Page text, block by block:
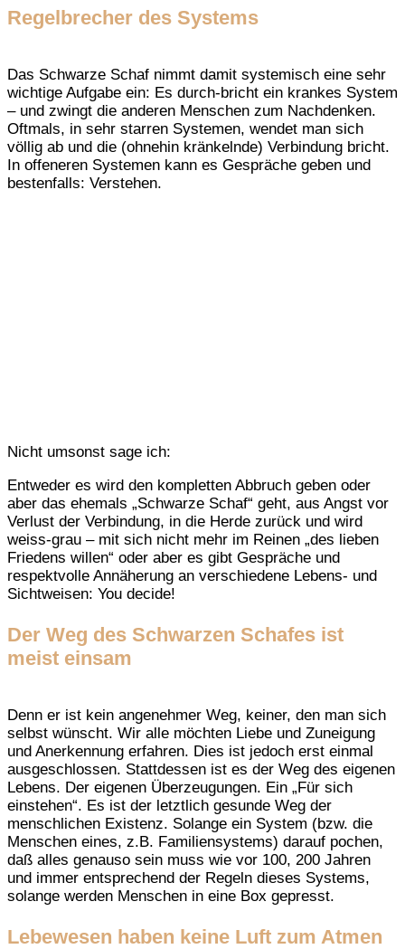
Regelbrecher des Systems
Das Schwarze Schaf nimmt damit systemisch eine sehr
wichtige Aufgabe ein: Es durch-bricht ein krankes System
– und zwingt die anderen Menschen zum Nachdenken.
Oftmals, in sehr starren Systemen, wendet man sich
völlig ab und die (ohnehin kränkelnde) Verbindung bricht.
In offeneren Systemen kann es Gespräche geben und
bestenfalls: Verstehen.
Nicht umsonst sage ich:
Entweder es wird den kompletten Abbruch geben oder
aber das ehemals „Schwarze Schaf“ geht, aus Angst vor
Verlust der Verbindung, in die Herde zurück und wird
weiss-grau – mit sich nicht mehr im Reinen „des lieben
Friedens willen“ oder aber es gibt Gespräche und
respektvolle Annäherung an verschiedene Lebens- und
Sichtweisen: You decide!
Der Weg des Schwarzen Schafes ist
meist einsam
Denn er ist kein angenehmer Weg, keiner, den man sich
selbst wünscht. Wir alle möchten Liebe und Zuneigung
und Anerkennung erfahren. Dies ist jedoch erst einmal
ausgeschlossen. Stattdessen ist es der Weg des eigenen
Lebens. Der eigenen Überzeugungen. Ein „Für sich
einstehen“. Es ist der letztlich gesunde Weg der
menschlichen Existenz. Solange ein System (bzw. die
Menschen eines, z.B. Familiensystems) darauf pochen,
daß alles genauso sein muss wie vor 100, 200 Jahren
und immer entsprechend der Regeln dieses Systems,
solange werden Menschen in eine Box gepresst.
Lebewesen haben keine Luft zum Atmen